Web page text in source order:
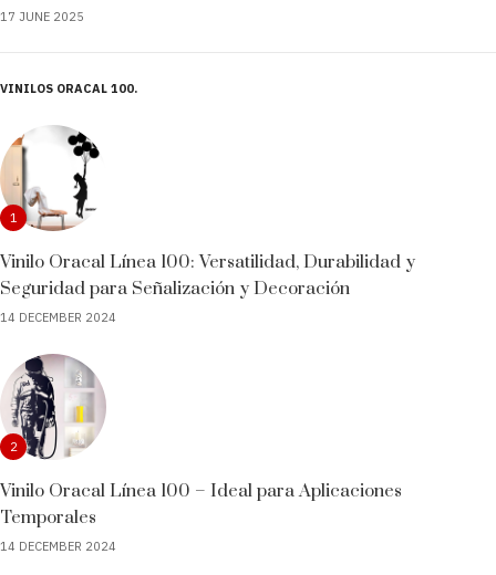
17 JUNE 2025
VINILOS ORACAL 100
1
Vinilo Oracal Línea 100: Versatilidad, Durabilidad y
Seguridad para Señalización y Decoración
14 DECEMBER 2024
2
Vinilo Oracal Línea 100 – Ideal para Aplicaciones
Temporales
14 DECEMBER 2024